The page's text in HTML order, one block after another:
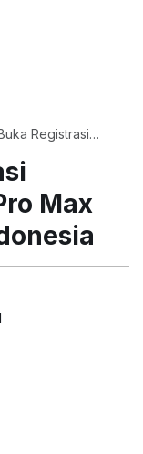
Registrasi
iPhone Air di
Max